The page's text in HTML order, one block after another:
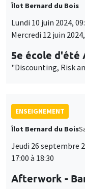
Îlot Bernard du Bois
Lundi 10 juin 2024,
Mercredi 12 juin
5e école d'été
"Discounting, Risk
ENSEIGNEMENT
Îlot Bernard du Bois
Jeudi 26 septembre
17:00 à 18:30
Afterwork -